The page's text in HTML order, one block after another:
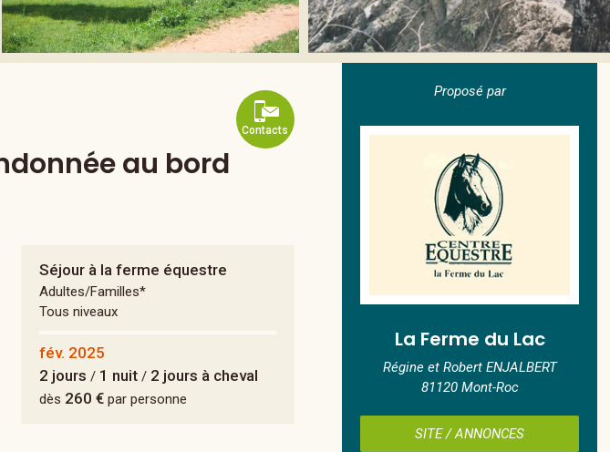
Contacts
au bord
Séjour à la ferme équestre
Adultes/Familles*
Tous niveaux
fév. 2025
2 jours / 1 nuit/ 2 jours à cheval
dès 260 €par personne
Proposé par
La Ferme du Lac
Régine et Robert ENJALBERT
81120 Mont-Roc
SITE / ANNONCES